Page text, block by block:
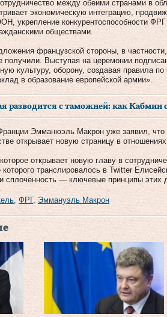
между обеими странами в
экономическую интеграцию,
укрепление конкурентоспособности
обществами.
французской стороны, в
получили. Выступая на церемонии
культуру, оборону, создавая правила
в образование европейской армии».
разводится с таможней: как Кабмин
Эмманюэль Макрон уже заявил, что
открывает новую страницу в
открывает новую главу в
транслировалось в Twitter
сплоченность — ключевые принципы этих
ФРГ, Эммануэль Макрон